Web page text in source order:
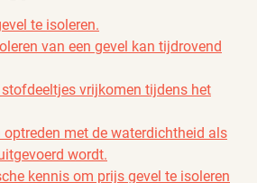
te isoleren.
van een gevel kan tijdrovend
vrijkomen tijdens het
optreden met de waterdichtheid als
wordt.
kennis om prijs gevel te isoleren